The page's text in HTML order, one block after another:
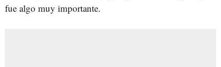
fue algo muy importante.